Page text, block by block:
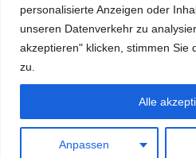
personalisierte Anzeigen oder
unseren Datenverkehr zu
akzeptieren" klicken, stimmen Sie
zu.
Anpassen
Alle
Anwalt Amtshaftung
Heidemann Partner -